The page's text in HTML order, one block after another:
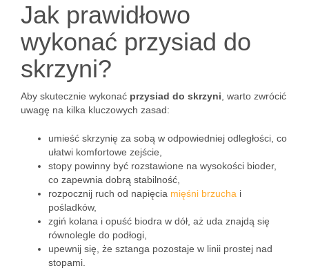
Jak prawidłowo
wykonać przysiad do
skrzyni?
Aby skutecznie wykonać przysiad do skrzyni , warto zwrócić
uwagę na kilka kluczowych zasad:
umieść skrzynię za sobą w odpowiedniej odległości, co
ułatwi komfortowe zejście,
stopy powinny być rozstawione na wysokości bioder,
co zapewnia dobrą stabilność,
rozpocznij ruch od napięcia mięśni brzucha i
pośladków,
zgiń kolana i opuść biodra w dół, aż uda znajdą się
równolegle do podłogi,
upewnij się, że sztanga pozostaje w linii prostej nad
stopami.